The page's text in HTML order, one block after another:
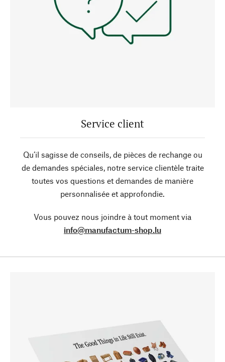
Service client
Qu’il sagisse de conseils, de pièces de rechange ou
de demandes spéciales, notre service clientèle traite
toutes vos questions et demandes de manière
personnalisée et approfondie.
Vous pouvez nous joindre à tout moment via
info@manufactum-shop.lu